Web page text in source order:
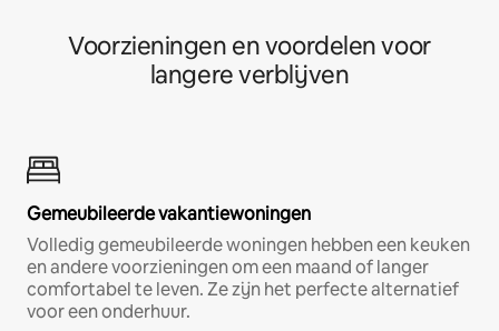
Voorzieningen en voordelen voor
langere verblijven
Gemeubileerde vakantiewoningen
Volledig gemeubileerde woningen hebben een keuken
en andere voorzieningen om een maand of langer
comfortabel te leven. Ze zijn het perfecte alternatief
voor een onderhuur.